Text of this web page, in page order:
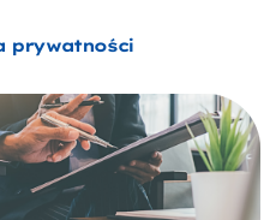
prywatności